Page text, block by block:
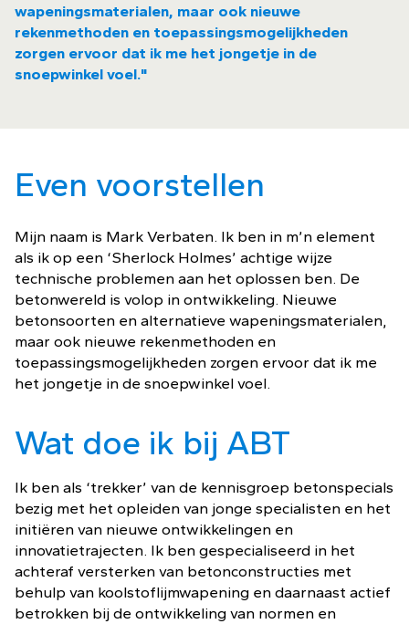
wapeningsmaterialen, maar ook nieuwe
rekenmethoden en toepassingsmogelijkheden
zorgen ervoor dat ik me het jongetje in de
snoepwinkel voel."
Even voorstellen
Mijn naam is Mark Verbaten. Ik ben in m’n element
als ik op een ‘Sherlock Holmes’ achtige wijze
technische problemen aan het oplossen ben. De
betonwereld is volop in ontwikkeling. Nieuwe
betonsoorten en alternatieve wapeningsmaterialen,
maar ook nieuwe rekenmethoden en
toepassingsmogelijkheden zorgen ervoor dat ik me
het jongetje in de snoepwinkel voel.
Wat doe ik bij ABT
Ik ben als ‘trekker’ van de kennisgroep betonspecials
bezig met het opleiden van jonge specialisten en het
initiëren van nieuwe ontwikkelingen en
innovatietrajecten. Ik ben gespecialiseerd in het
achteraf versterken van betonconstructies met
behulp van koolstoflijmwapening en daarnaast actief
betrokken bij de ontwikkeling van normen en